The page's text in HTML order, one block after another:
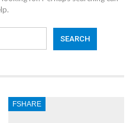
FSHARE